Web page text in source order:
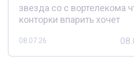
звезда со с вортелекома
конторки впарить хочет
08.07.26